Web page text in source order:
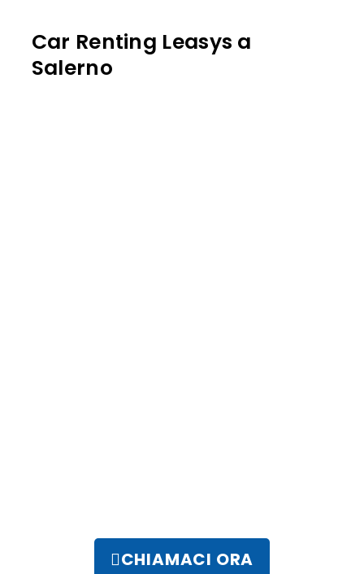
Car Renting Leasys a
Salerno
CHIAMACI ORA